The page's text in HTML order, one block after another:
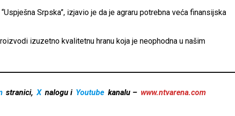
Srpska”, izjavio je da je agraru potrebna veća finansijska
izuzetno kvalitetnu hranu koja je neophodna u našim
stranici, X nalogu i Youtube kanalu – www.ntvarena.com